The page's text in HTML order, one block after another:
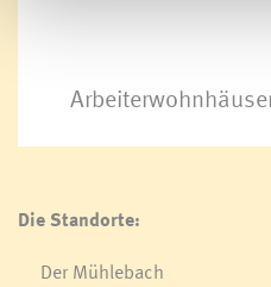
Die Standorte:
Der Mühlebach